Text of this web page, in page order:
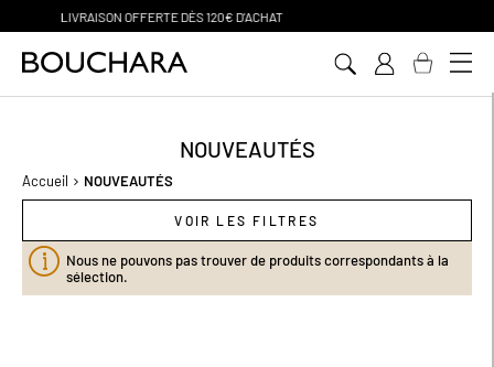
PAIEMENT EN 3 SANS FRAIS
NOUVEAUTÉS
Accueil NOUVEAUTÉS
VOIR LES FILTRES
Nous ne pouvons pas trouver de produits correspondants à la
sélection.